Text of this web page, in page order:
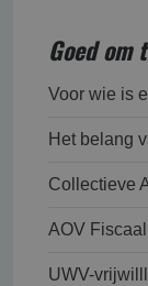
Goed om
Voor wie is
Het belang
Collectieve
AOV
UWV-